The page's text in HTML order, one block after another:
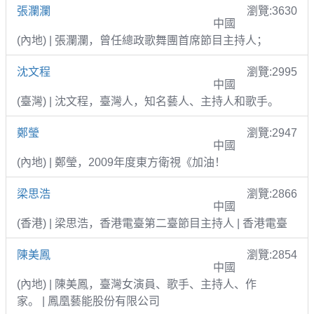
張瀾瀾
瀏覽:3630
中國
(內地) | 張瀾瀾，曾任總政歌舞團首席節目主持人；
沈文程
瀏覽:2995
中國
(臺灣) | 沈文程，臺灣人，知名藝人、主持人和歌手。
鄭瑩
瀏覽:2947
中國
(內地) | 鄭瑩，2009年度東方衛視《加油！
梁思浩
瀏覽:2866
中國
(香港) | 梁思浩，香港電臺第二臺節目主持人 | 香港電臺
陳美鳳
瀏覽:2854
中國
(內地) | 陳美鳳，臺灣女演員、歌手、主持人、作
家。 | 鳳凰藝能股份有限公司